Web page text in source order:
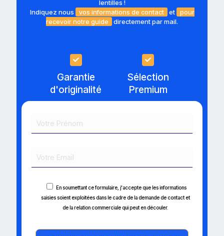
lentilles !
Indiquez nous
vos informations de contact et
pour
recevoir notre guide
directement par mail.
Garantie
d'originalité
Sélection
Premium
En soumettant ce formulaire, j'accepte que les informations
saisies soient exploitées dans le cadre de la demande de contact et
de la relation commerciale qui peut en découler.